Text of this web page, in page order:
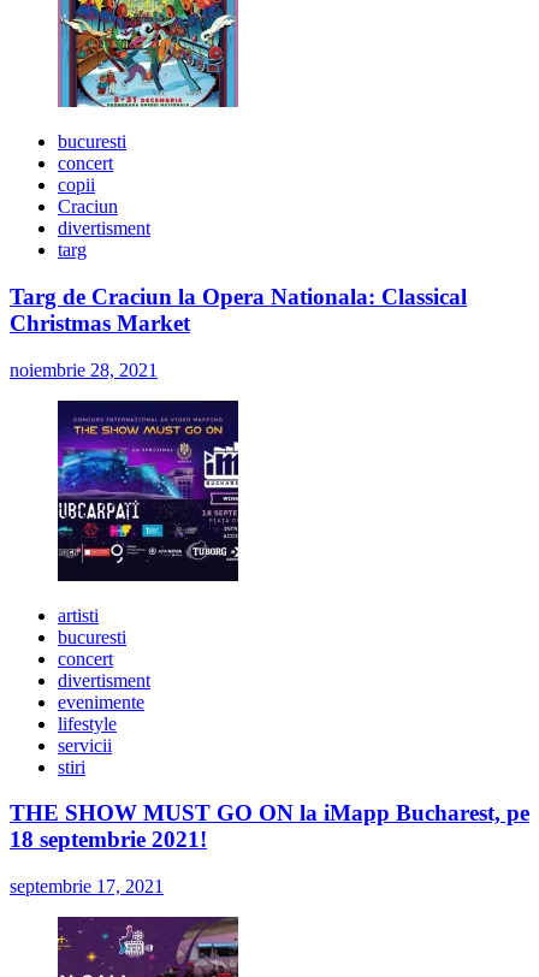
bucuresti
concert
copii
Craciun
divertisment
targ
Targ de Craciun la Opera Nationala: Classical
Christmas Market
noiembrie 28, 2021
artisti
bucuresti
concert
divertisment
evenimente
lifestyle
servicii
stiri
THE SHOW MUST GO ON la iMapp Bucharest, pe
18 septembrie 2021!
septembrie 17, 2021